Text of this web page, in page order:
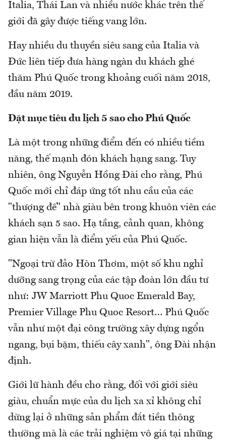
Italia, Thái Lan và nhiều nước khác trên thế
giới đã gây được tiếng vang lớn.
Hay nhiều du thuyền siêu sang của Italia và
Đức liên tiếp đưa hàng ngàn du khách ghé
thăm Phú Quốc trong khoảng cuối năm 2018,
đầu năm 2019.
Đặt mục tiêu du lịch 5 sao cho Phú Quốc
Là một trong những điểm đến có nhiều tiềm
năng, thế mạnh đón khách hạng sang. Tuy
nhiên, ông Nguyễn Hồng Đài cho rằng, Phú
Quốc mới chỉ đáp ứng tốt nhu cầu của các
"thượng đế" nhà giàu bên trong khuôn viên các
khách sạn 5 sao. Hạ tầng, cảnh quan, không
gian hiện vẫn là điểm yếu của Phú Quốc.
"Ngoại trừ đảo Hòn Thơm, một số khu nghỉ
dưỡng sang trọng của các tập đoàn lớn đầu tư
như: JW Marriott Phu Quoc Emerald Bay,
Premier Village Phu Quoc Resort… Phú Quốc
vẫn như một đại công trường xây dựng ngổn
ngang, bụi bặm, thiếu cây xanh", ông Đài nhận
định.
Giới lữ hành đều cho rằng, đối với giới siêu
giàu, chuẩn mực của du lịch xa xỉ không chỉ
dừng lại ở những sản phẩm đắt tiền thông
thường mà là các trải nghiệm vô giá tại những